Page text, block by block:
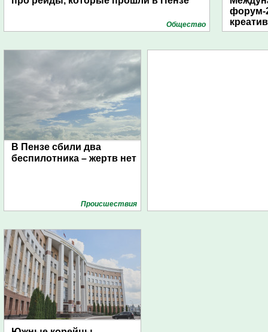
Общество
форум-
В Пензе сбили два
беспилотника – жертв нет
Проиcшествия